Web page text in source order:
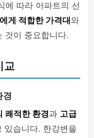
에 따라 아파트의 선
게 적합한 가격대 와
것이 중요합니다.
교
경
쾌적한 환경과 고급
있습니다. 한강변을